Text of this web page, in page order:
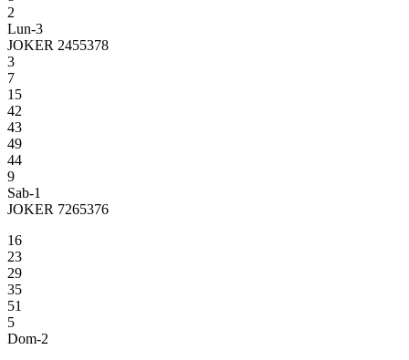
2
Lun-3
JOKER 2455378
3
7
15
42
43
49
44
9
Sab-1
JOKER 7265376
16
23
29
35
51
5
Dom-2